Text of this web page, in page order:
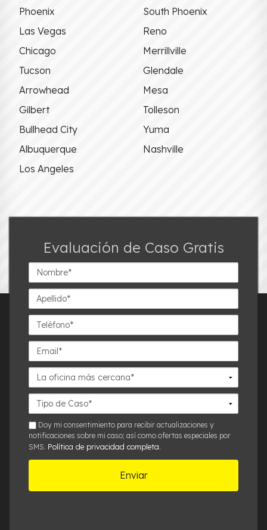
Phoenix
South Phoenix
Las Vegas
Reno
Chicago
Merrillville
Tucson
Glendale
Arrowhead
Mesa
Gilbert
Tolleson
Bullhead City
Yuma
Albuquerque
Nashville
Los Angeles
Evaluación de Caso Gratis
Nombre*
Apellido*
Teléfono*
Email*
La
oficina
más
cercana*
Detalles
del
Caso*
smsDoy mi consentimiento para recibir actualizaciones y
notificaciones sobre mi caso; así como ofertas especiales por
SMS. Política de privacidad completa.